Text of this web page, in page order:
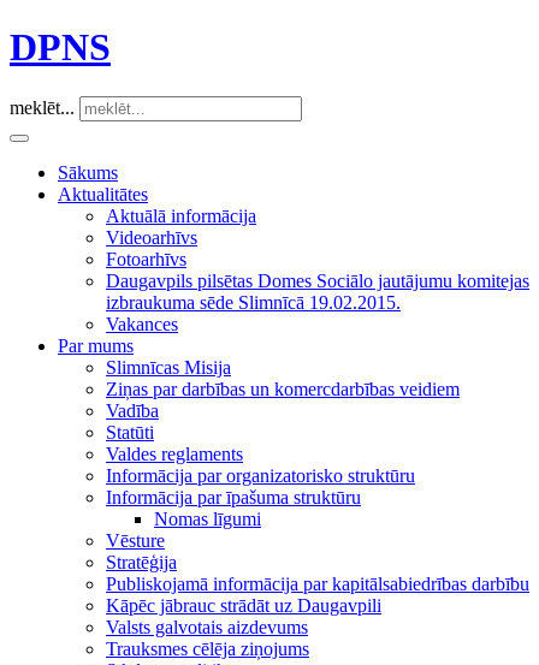
DPNS
meklēt...
Sākums
Aktualitātes
Aktuālā informācija
Videoarhīvs
Fotoarhīvs
Daugavpils pilsētas Domes Sociālo jautājumu komitejas
izbraukuma sēde Slimnīcā 19.02.2015.
Vakances
Par mums
Slimnīcas Misija
Ziņas par darbības un komercdarbības veidiem
Vadība
Statūti
Valdes reglaments
Informācija par organizatorisko struktūru
Informācija par īpašuma struktūru
Nomas līgumi
Vēsture
Stratēģija
Publiskojamā informācija par kapitālsabiedrības darbību
Kāpēc jābrauc strādāt uz Daugavpili
Valsts galvotais aizdevums
Trauksmes cēlēja ziņojums